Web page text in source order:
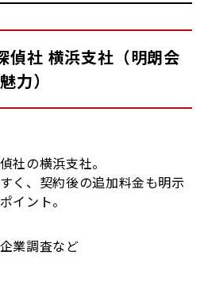
偵社 横浜支社（明朗会
力）
社の横浜支社。
く、契約後の追加料金も明示
イント。
業調査など